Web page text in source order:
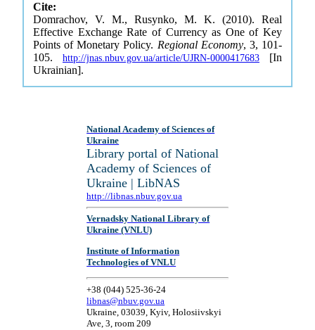
Cite:
Domrachov, V. M., Rusynko, M. K. (2010). Real
Effective Exchange Rate of Currency as One of Key
Points of Monetary Policy. Regional Economy, 3, 101-
105. http://jnas.nbuv.gov.ua/article/UJRN-0000417683 [In
Ukrainian].
National Academy of Sciences of
Ukraine
Library portal of National
Academy of Sciences of
Ukraine | LibNAS
http://libnas.nbuv.gov.ua
Vernadsky National Library of
Ukraine (VNLU)
Institute of Information
Technologies of VNLU
+38 (044) 525-36-24
libnas@nbuv.gov.ua
Ukraine, 03039, Kyiv, Holosiivskyi
Ave, 3, room 209